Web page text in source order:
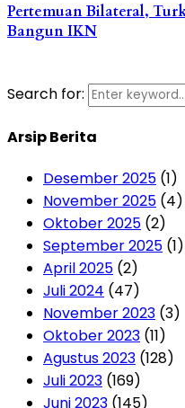
Pertemuan Bilateral,
Bangun IKN
Search for:
Arsip Berita
Desember 2025 (1)
November 2025 (4)
Oktober 2025 (2)
September 2025 (1)
April 2025 (2)
Juli 2024 (47)
November 2023 (3)
Oktober 2023 (11)
Agustus 2023 (128)
Juli 2023 (169)
Juni 2023 (145)